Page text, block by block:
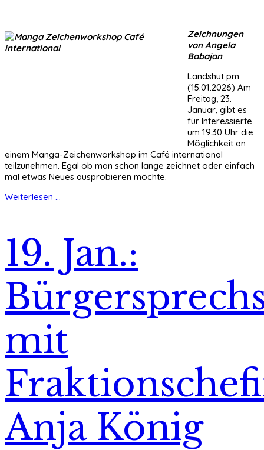
Zeichnungen
von Angela
Babajan
Landshut pm
(15.01.2026) Am
Freitag, 23.
Januar, gibt es
für Interessierte
um 19.30 Uhr die
Möglichkeit an
einem Manga-Zeichenworkshop im Café international
teilzunehmen. Egal ob man schon lange zeichnet oder einfach
mal etwas Neues ausprobieren möchte.
Weiterlesen ...
19. Jan.:
mit
Anja König